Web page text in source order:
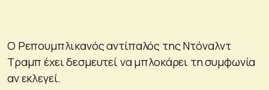
Ο Ρεπουμπλικανός αντίπαλός της Ντόναλντ
Τραμπ έχει δεσμευτεί να μπλοκάρει τη συμφωνία
αν εκλεγεί.